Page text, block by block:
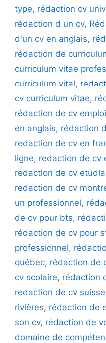
type, rédaction cv
rédaction d un cv,
d'un cv en anglais,
rédaction de
curriculum vitae
curriculum vital,
cv curriculum vitae,
rédaction de cv
en anglais, rédaction
redaction de cv en
ligne, redaction de cv
redaction de cv
redaction de cv
un professionnel,
de cv pour bts,
rédaction de cv pour
professionnel,
québec, rédaction de
cv scolaire, rédaction
redaction de cv suisse
rivières, rédaction de
son cv, rédaction de
domaine de